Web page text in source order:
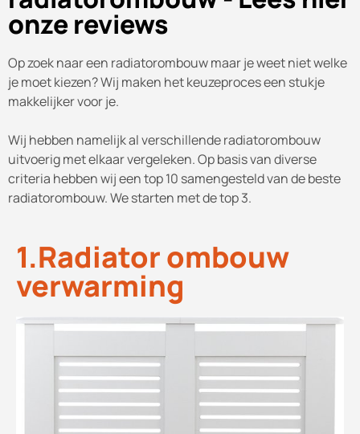
onze reviews
Op zoek naar een radiatorombouw maar je weet niet welke
je moet kiezen? Wij maken het keuzeproces een stukje
makkelijker voor je.
Wij hebben namelijk al verschillende radiatorombouw
uitvoerig met elkaar vergeleken. Op basis van diverse
criteria hebben wij een top 10 samengesteld van de beste
radiatorombouw. We starten met de top 3.
1.Radiator ombouw
verwarming